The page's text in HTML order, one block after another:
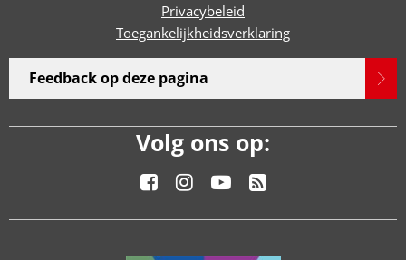
Privacybeleid
Toegankelijkheidsverklaring
Feedback op deze pagina
Volg ons op: